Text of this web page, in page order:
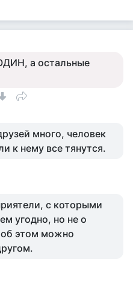
а остальные
много, человек
к нему все тянутся.
с которыми
угодно, но не о
этом можно